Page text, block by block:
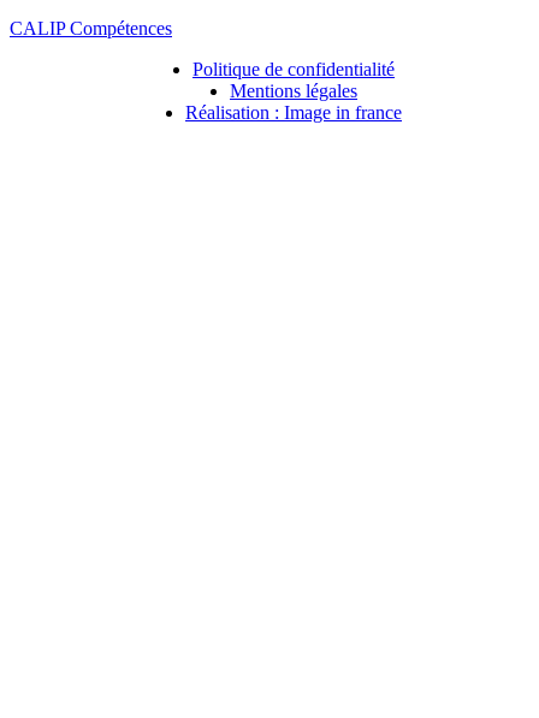
CALIP Compétences
Politique de confidentialité
Mentions légales
Réalisation : Image in france